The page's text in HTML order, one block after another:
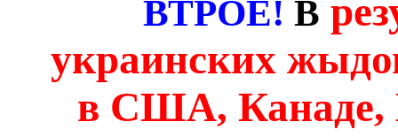
ВТРОЕ! В
украинских
в США, Канаде,